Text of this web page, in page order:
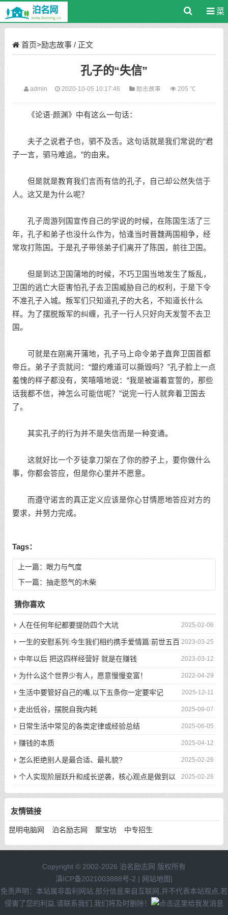
菜
首页>励志故事/ 正文
孔子的“失信”
admin 2020-10-05 10:17:46 励志故事 205 ℃
《论语·颜渊》中有这么一句话：
夫子之说君子也，驷不及舌。这句话就是我们常说的“君
子一言，驷马难追。”的由来。
但是就是教育我们言而有信的孔子，自己却公然失信于
人。这又是为什么呢？
孔子周游列国宣传自己的学说的时候，在陈国生活了三
年，孔子和弟子也没什么作为，恰逢当时晋魏两国相争，经
常攻打陈国。于是孔子带领弟子们离开了陈国，前往卫国。
但是到达卫国蒲地的时候，不巧卫国当地发生了叛乱，
卫国的逃亡大臣害怕孔子去卫国威胁自己的权利，于是下令
不准孔子入城。叛军们只知道孔子的大名，不知道长什么
样。为了摆脱叛军的纠缠，孔子一行人只好向天发誓不去卫
国。
可就是在刚离开蒲地，孔子马上命令弟子直奔卫国首都
帝丘。弟子子贡就问：“盟约难道可以撕毁吗？”孔子脸上一点
羞愧的样子都没有，笑嘻嘻地说：“我是被逼着宣誓的，那些
话我都不信，神怎么可能信呢？”说完一行人就奔着卫国去
了。
其实孔子的行为并不是失信而是一种变通。
这就好比一个歹徒拿刀架在了你的脖子上，要你做什么
事，你都会答应，但是你心里并不愿意。
而遵守诺言的真正定义应该是你心甘情愿地答应对方的
要求，并努力完成。
Tags：
上一篇：
眼力与气度
下一篇： 抽走怒气的木柴
猜你喜欢
2025-02-06
人在任何年纪都要提防四个大坑
2023-03-25
一生的安慰系列:今生我们相约携手爱情篇:前世五百
次的回眸才换来今生的相遇
2023-03-12
中年以后 把这四样经营好 就是在赚钱
2022-04-29
为什么这个世界少有人，愿意慢慢变富！
2025-12-11
生活中要管好自己的嘴,以下五条你一定要牢记
2025-09-07
走出低谷，摆脱自我内耗
2025-06-05
日常生活中常见的各类定律或经验总结
2025-04-12
赚钱的本质
2025-02-26
怎么拒绝别人是最合适、最礼貌?
2025-02-26
个人实现阶层跃升和成长逆袭，核心观点是做到以
下八件事
友情链接
昆明电脑网 泊名励志网 聚宝坊 中专招生
Copyright © 2002-2026 泊名励志网 版权所有
滇ICP备2021003888号-2 | 网站地图|
免责声明：本站属非盈利网站,部分信息来自互联网,并不代表本站观点,若
侵害了您的利益,请联系我们,我们将及时删除！